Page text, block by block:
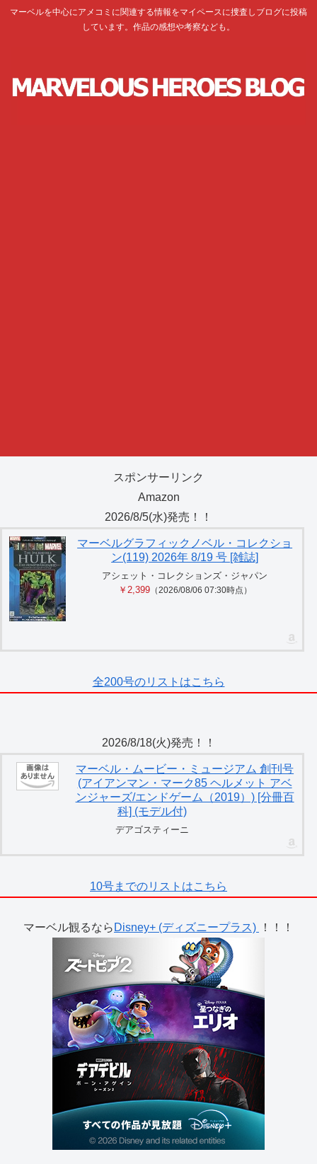
マーベルを中心にアメコミに関連する情報をマイペースに捜査しブログに投稿
しています。作品の感想や考察なども。
スポンサーリンク
Amazon
2026/8/5(水)発売！！
マーベルグラフィックノベル・コレクショ
ン(119) 2026年 8/19 号 [雑誌]
アシェット・コレクションズ・ジャパン
￥2,399（2026/08/06 07:30時点）
全200号のリストはこちら
2026/8/18(火)発売！！
マーベル・ムービー・ミュージアム 創刊号
(アイアンマン・マーク85 ヘルメット アベ
ンジャーズ/エンドゲーム（2019）) [分冊百
科] (モデル付)
デアゴスティーニ
10号までのリストはこちら
マーベル観るなら Disney+ (ディズニープラス) ！！！